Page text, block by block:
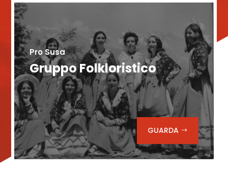
Pro Susa
Gruppo Folkloristico
GUARDA